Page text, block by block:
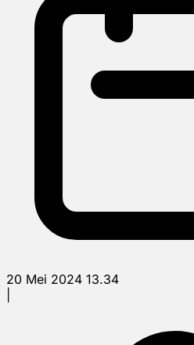
20 Mei 2024 13.34